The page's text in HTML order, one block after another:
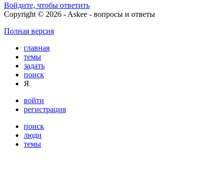
Войдите, чтобы ответить
Copyright © 2026 - Askee - вопросы и ответы
Полная версия
главная
темы
задать
поиск
Я
войти
регистрация
поиск
люди
темы